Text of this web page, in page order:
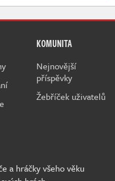
KOMUNITA
Nejnovější
příspěvky
Žebříček uživatelů
a hráčky všeho věku